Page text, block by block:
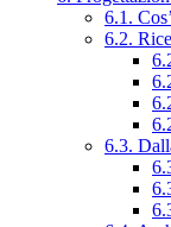
6.1.
6.2.
6.3.